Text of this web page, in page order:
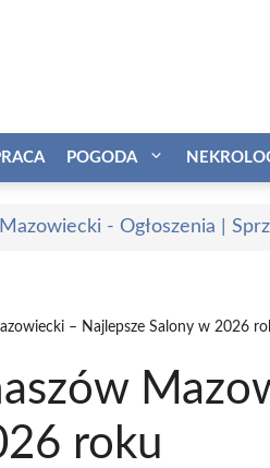
POGODA
- Ogłoszenia |
– Najlepsze Salony w 2026
roku